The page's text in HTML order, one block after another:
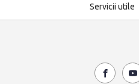
Servicii utile